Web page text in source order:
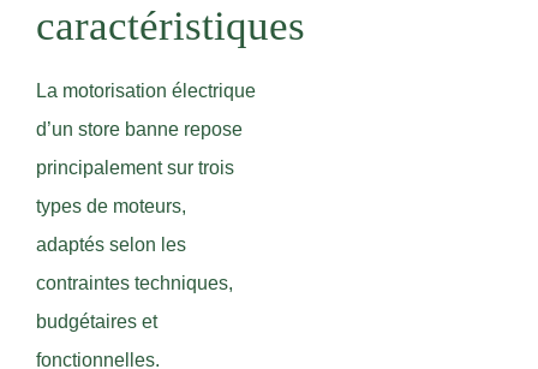
caractéristiques
La motorisation électrique
d’un store banne repose
principalement sur trois
types de moteurs,
adaptés selon les
contraintes techniques,
budgétaires et
fonctionnelles.